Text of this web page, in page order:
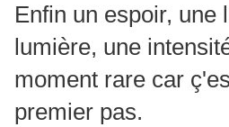
Enfin un espoir, une
lumière, une
moment rare car
premier pas.